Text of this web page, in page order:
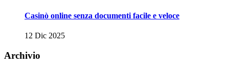
Casinò online senza documenti facile e veloce
12 Dic 2025
Archivio